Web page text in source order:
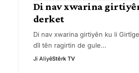
Di nav xwarina
derket
Di nav xwarina girtiyên ku li
dîl tên ragirtin de gule…
Ji AliyêStêrk TV